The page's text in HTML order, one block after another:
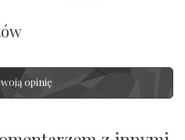
opinię